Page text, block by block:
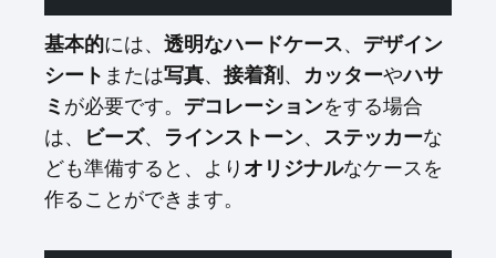
基本的には、 透明なハードケース、 デザイン
シート または写真、 接着剤、 カッターやハサ
ミが必要です。 デコレーションをする場合
は、
ビーズ、 ラインストーン、 ステッカーな
ども準備すると、よりオリジナルなケースを
作ることができます。